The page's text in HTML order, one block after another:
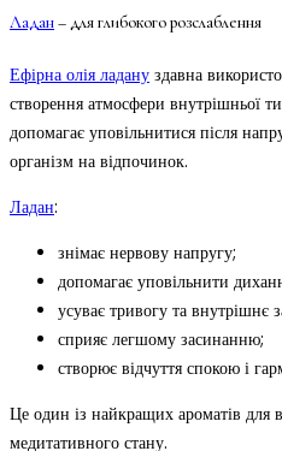
Ладан– для глибокого розслаблення
Ефірна олія ладану здавна
створення атмосфери внутрішньої
допомагає уповільнитися після
організм на відпочинок.
Ладан:
знімає нервову напругу;
допомагає уповільнити
усуває тривогу та внутрішнє
сприяє легшому засинанню;
створює відчуття спокою і
Це один із найкращих ароматів для
медитативного стану.